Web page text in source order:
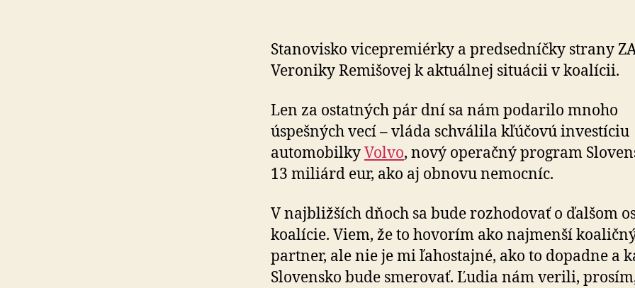
Stanovisko vicepremiérky a predsedníčky strany
Veroniky Remišovej k aktuálnej situácii v koalícii.
Len za ostatných pár dní sa nám podarilo mnoho
úspešných vecí – vláda schválila kľúčovú investíciu
automobilkyVolvo, nový operačný program
13 miliárd eur, ako aj obnovu nemocníc.
V najbližších dňoch sa bude rozhodovať o ďalšom
koalície. Viem, že to hovorím ako najmenší
partner, ale nie je mi ľahostajné, ako to dopadne a
Slovensko bude smerovať. Ľudia nám verili,